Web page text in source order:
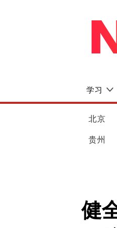
学习
北京
贵州
健